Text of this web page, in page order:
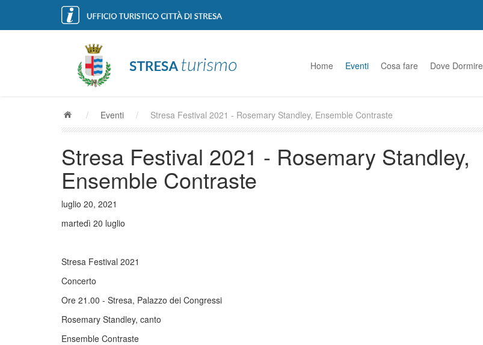
Home Eventi Cosa fare Dove Dormire
/ Eventi / Stresa Festival 2021 - Rosemary Standley, Ensemble Contraste
Stresa Festival 2021 - Rosemary Standley,
Ensemble Contraste
luglio 20, 2021
martedì 20 luglio
Stresa Festival 2021
Concerto
Ore 21.00 - Stresa, Palazzo dei Congressi
Rosemary Standley, canto
Ensemble Contraste